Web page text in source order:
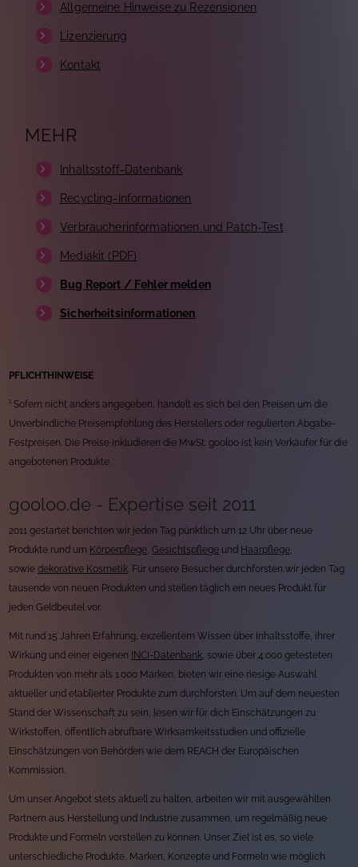
Allgemeine Hinweise zu Rezensionen
Lizenzierung
Kontakt
MEHR
Inhaltsstoff-Datenbank
Recycling-Informationen
Verbraucherinformationen und Patch-Test
Mediakit (PDF)
Bug Report / Fehler melden
Sicherheitsinformationen
PFLICHTHINWEISE
¹ Sofern nicht anders angegeben, handelt es sich bei den Preisen um die
Unverbindliche Preisempfehlung des Herstellers oder regulierten Abgabe-
Festpreisen. Die Preise inkludieren die MwSt. gooloo ist kein Verkäufer für die
angebotenen Produkte.
gooloo.de - Expertise seit 2011
2011 gestartet berichten wir jeden Tag pünktlich um 12 Uhr über neue
Produkte rund um Körperpflege,Gesichtspflege und Haarpflege,
sowiedekorative Kosmetik. Für unsere Besucher durchforsten wir jeden Tag
tausende von neuen Produkten und stellen täglich ein neues Produkt für
jeden Geldbeutel vor.
Mit rund 15 Jahren Erfahrung, exzellentem Wissen über Inhaltsstoffe, ihrer
Wirkung und einer eigenen
INCI-Datenbank, sowie über 4.000 getesteten
Produkten von mehr als 1.000 Marken, bieten wir eine riesige Auswahl
aktueller und etablierter Produkte zum durchforsten. Um auf dem neuesten
Stand der Wissenschaft zu sein, lesen wir für dich Einschätzungen zu
Wirkstoffen, öffentlich abrufbare Wirksamkeitsstudien und offizielle
Einschätzungen von Behörden wie dem REACH der Europäischen
Kommission.
Um unser Angebot stets aktuell zu halten, arbeiten wir mit ausgewählten
Partnern aus Herstellung und Industrie zusammen, um regelmäßig neue
Produkte und Formeln vorstellen zu können. Unser Ziel ist es, so viele
unterschiedliche Produkte, Marken, Konzepte und Formeln wie möglich